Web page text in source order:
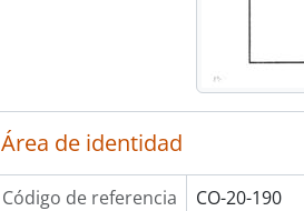
Área de identidad
Código de referencia
CO-20-190